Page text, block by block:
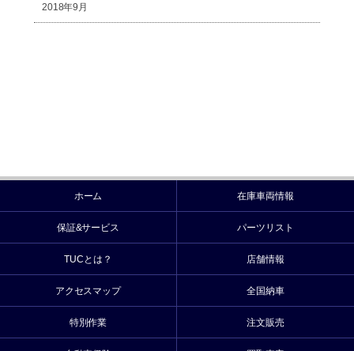
2018年9月
ホーム 在庫車両情報
保証&サービス パーツリスト
TUCとは？ 店舗情報
アクセスマップ 全国納車
特別作業 注文販売